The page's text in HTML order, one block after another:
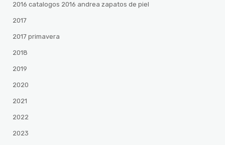
2016 catalogos 2016 andrea zapatos de piel
2017
2017 primavera
2018
2019
2020
2021
2022
2023